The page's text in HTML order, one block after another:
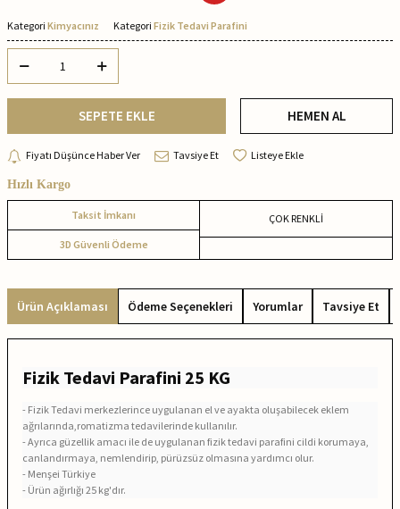
Kategori Kimyacınız Kategori Fizik Tedavi Parafini
SEPETE EKLE HEMEN AL
Fiyatı Düşünce Haber Ver Tavsiye Et Listeye Ekle
Hızlı Kargo
Taksit İmkanı
3D Güvenli Ödeme
ÇOK RENKLİ
Ürün Açıklaması Ödeme Seçenekleri Yorumlar Tavsiye Et
Fizik Tedavi Parafini 25 KG
- Fizik Tedavi merkezlerince uygulanan el ve ayakta oluşabilecek eklem
ağrılarında,romatizma tedavilerinde kullanılır.
- Ayrıca güzellik amacı ile de uygulanan fizik tedavi parafini cildi korumaya,
canlandırmaya, nemlendirip, pürüzsüz olmasına yardımcı olur.
- Menşei Türkiye
- Ürün ağırlığı 25 kg'dır.